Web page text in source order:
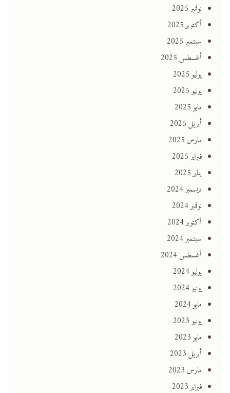
نوفمبر 2025
أكتوبر 2025
سبتمبر 2025
أغسطس 2025
يوليو 2025
يونيو 2025
مايو 2025
أبريل 2025
مارس 2025
فبراير 2025
يناير 2025
ديسمبر 2024
نوفمبر 2024
أكتوبر 2024
سبتمبر 2024
أغسطس 2024
يوليو 2024
يونيو 2024
مايو 2024
يونيو 2023
مايو 2023
أبريل 2023
مارس 2023
فبراير 2023